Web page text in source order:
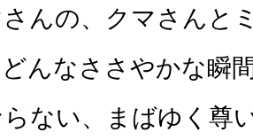
んの、クマさんと
んなささやかな瞬
ない、まばゆく尊